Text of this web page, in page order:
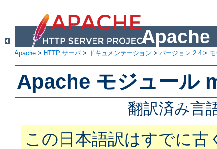
Apache
Apache > HTTP サーバ> ドキュメンテーション > バージョン 2.4 >
Apache モジュール
翻訳済み言
この日本語訳はすでに古